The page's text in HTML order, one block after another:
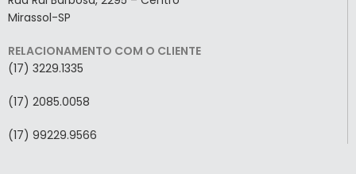
Mirassol-SP
RELACIONAMENTO COM O CLIENTE
(17) 3229.1335
(17) 2085.0058
(17) 99229.9566